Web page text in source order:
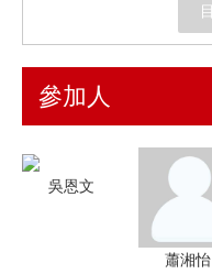
聯絡我們
媒體推薦與報導
參加人
吳恩文
蕭湘怡